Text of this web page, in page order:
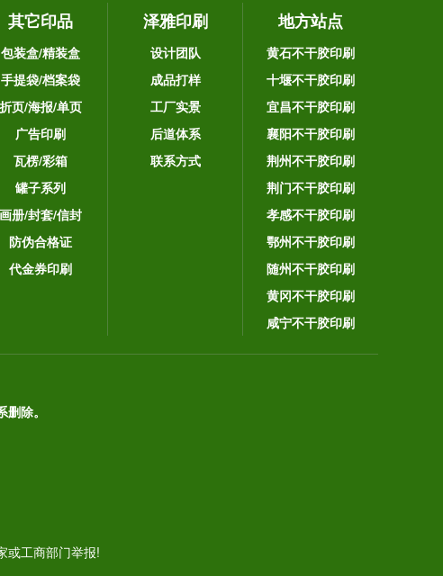
其它印品
包装盒/精装盒
手提袋/档案袋
折页/海报/单页
广告印刷
瓦楞/彩箱
罐子系列
画册/封套/信封
防伪合格证
代金券印刷
泽雅印刷
设计团队
成品打样
工厂实景
后道体系
联系方式
地方站点
黄石不干胶印刷
十堰不干胶印刷
宜昌不干胶印刷
襄阳不干胶印刷
荆州不干胶印刷
荆门不干胶印刷
孝感不干胶印刷
鄂州不干胶印刷
随州不干胶印刷
黄冈不干胶印刷
咸宁不干胶印刷
除。
或工商部门举报!